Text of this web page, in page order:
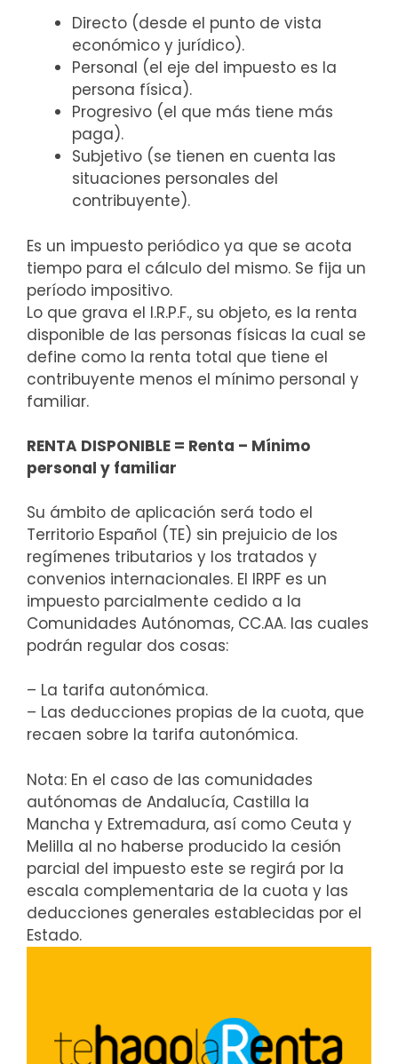
Directo (desde el punto de vista
económico y jurídico).
Personal (el eje del impuesto es la
persona física).
Progresivo (el que más tiene más
paga).
Subjetivo (se tienen en cuenta las
situaciones personales del
contribuyente).
Es un impuesto periódico ya que se acota
tiempo para el cálculo del mismo. Se fija un
período impositivo.
Lo que grava el I.R.P.F., su objeto, es la renta
disponible de las personas físicas la cual se
define como la renta total que tiene el
contribuyente menos el mínimo personal y
familiar.
RENTA DISPONIBLE = Renta – Mínimo
personal y familiar
Su ámbito de aplicación será todo el
Territorio Español (TE) sin prejuicio de los
regímenes tributarios y los tratados y
convenios internacionales. El IRPF es un
impuesto parcialmente cedido a la
Comunidades Autónomas, CC.AA. las cuales
podrán regular dos cosas:
– La tarifa autonómica.
– Las deducciones propias de la cuota, que
recaen sobre la tarifa autonómica.
Nota: En el caso de las comunidades
autónomas de Andalucía, Castilla la
Mancha y Extremadura, así como Ceuta y
Melilla al no haberse producido la cesión
parcial del impuesto este se regirá por la
escala complementaria de la cuota y las
deducciones generales establecidas por el
Estado.